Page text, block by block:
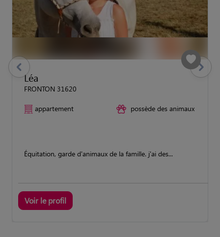
Léa
FRONTON 31620
appartement possède des animaux
Équitation, garde d'animaux de la famille. j'ai des...
Voir le profil
previous Suivant